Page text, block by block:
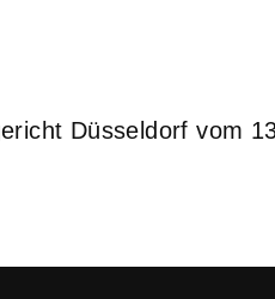
Düsseldorf vom